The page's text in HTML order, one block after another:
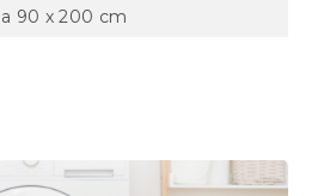
90 x 200 cm